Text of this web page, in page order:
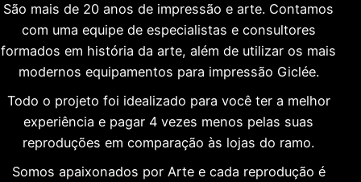
São mais de 20 anos de impressão e arte. Contamos
com uma equipe de especialistas e consultores
formados em história da arte, além de utilizar os mais
modernos equipamentos para impressão Giclée.
Todo o projeto foi idealizado para você ter a melhor
experiência e pagar 4 vezes menos pelas suas
reproduções em comparação às lojas do ramo.
Somos apaixonados por Arte e cada reprodução é